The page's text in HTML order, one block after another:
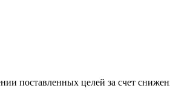
поставленных целей за счет